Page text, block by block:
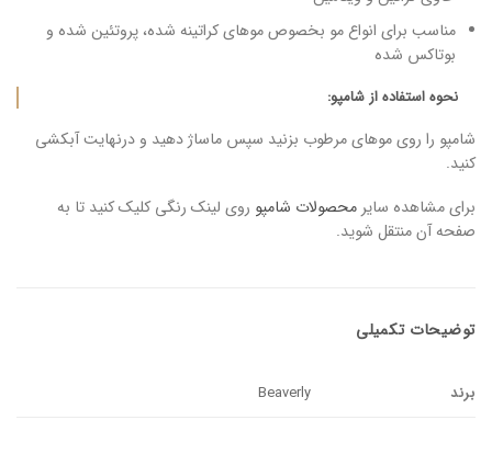
مناسب برای انواع مو بخصوص موهای کراتینه شده، پروتئین شده و
بوتاکس شده
نحوه استفاده از شامپو:
شامپو را روی موهای مرطوب بزنید سپس ماساژ دهید و درنهایت آبکشی
کنید.
برای مشاهده سایر محصولات شامپو روی لینک رنگی کلیک کنید تا به
صفحه آن منتقل شوید.
توضیحات تکمیلی
برند Beaverly